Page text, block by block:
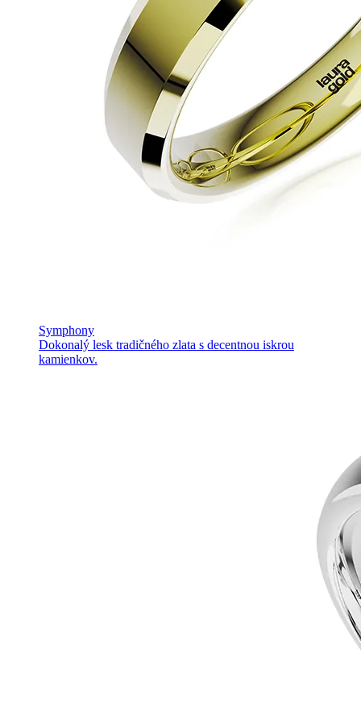
Symphony
Dokonalý lesk tradičného zlata s decentnou iskrou
kamienkov.